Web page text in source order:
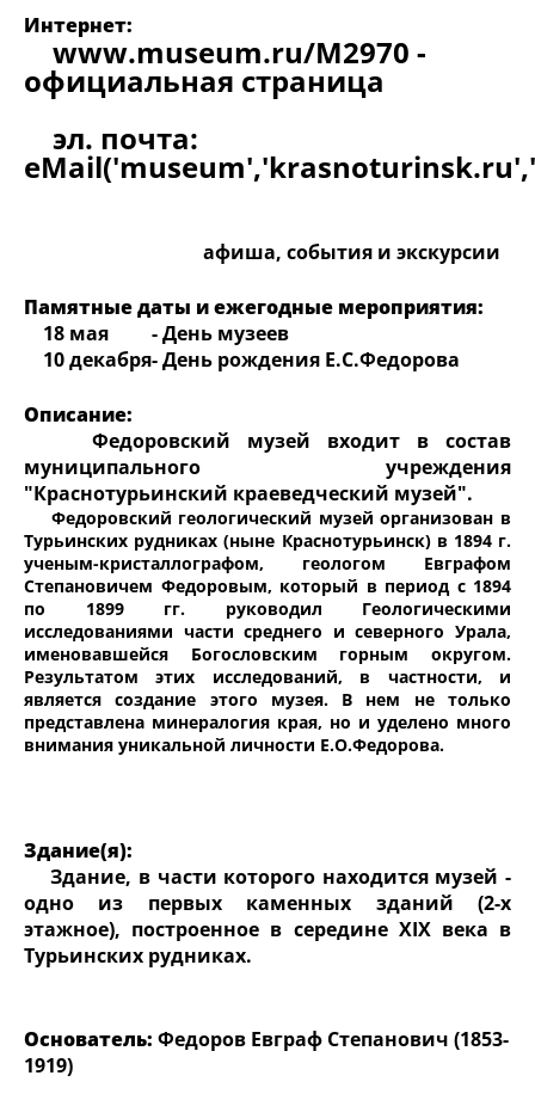
Интернет:
www.museum.ru/M2970 -
официальная страница
эл. почта:
афиша, события и экскурсии
Памятные даты и ежегодные мероприятия:
18 мая
- День музеев
10 декабря- День рождения Е.С.Федорова
Описание:
Федоровский музей входит в состав
муниципального учреждения
"Краснотурьинский краеведческий музей".
Федоровский геологический музей организован в
Турьинских рудниках (ныне Краснотурьинск) в 1894 г.
ученым-кристаллографом, геологом Евграфом
Степановичем Федоровым, который в период с 1894
по 1899 гг. руководил Геологическими
исследованиями части среднего и северного Урала,
именовавшейся Богословским горным округом.
Результатом этих исследований, в частности, и
является создание этого музея. В нем не только
представлена минералогия края, но и уделено много
внимания уникальной личности Е.О.Федорова.
Здание(я):
Здание, в части которого находится музей -
одно из первых каменных зданий (2-х
этажное), построенное в середине XIX века в
Турьинских рудниках.
Основатель: Федоров Евграф Степанович (1853-
1919)